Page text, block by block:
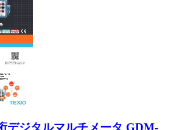
デジタルマルチメータ GDM-